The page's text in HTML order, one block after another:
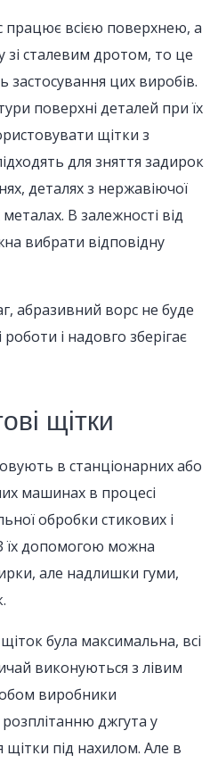
працює всією поверхнею, а
зі сталевим дротом, то це
застосування цих виробів.
поверхні деталей при їх
щітки з
для зняття задирок
деталях з нержавіючої
В залежності від
вибрати відповідну
абразивний ворс не буде
і надовго зберігає
щітки
в станціонарних або
машинах в процесі
обробки стикових і
їх допомогою можна
але надлишки гуми,
була максимальна, всі
виконуються з лівим
виробники
джгута у
під нахилом. Але в